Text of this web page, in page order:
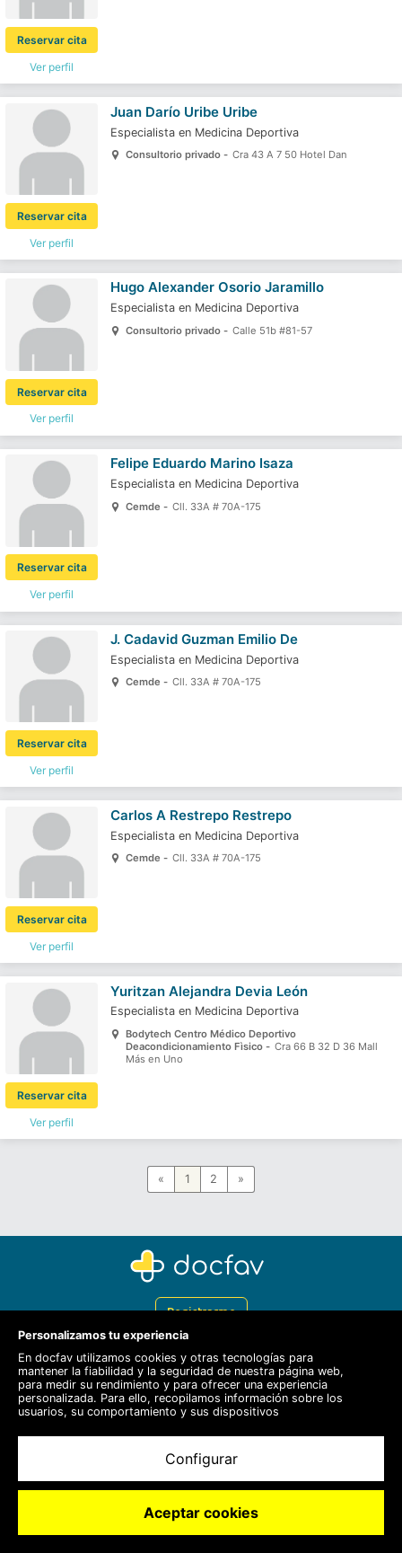
Ver perfil
Reservar cita
Ver perfil
Reservar cita
Juan Darío Uribe Uribe
Especialista en Medicina Deportiva
Consultorio privado - Cra 43 A 7 50 Hotel Dan
Ver perfil
Reservar cita
Hugo Alexander Osorio Jaramillo
Especialista en Medicina Deportiva
Consultorio privado - Calle 51b #81-57
Ver perfil
Reservar cita
Felipe Eduardo Marino Isaza
Especialista en Medicina Deportiva
Cemde - Cll. 33A # 70A-175
Ver perfil
Reservar cita
J. Cadavid Guzman Emilio De
Especialista en Medicina Deportiva
Cemde - Cll. 33A # 70A-175
Ver perfil
Reservar cita
Carlos A Restrepo Restrepo
Especialista en Medicina Deportiva
Cemde - Cll. 33A # 70A-175
Ver perfil
Reservar cita
Yuritzan Alejandra Devia León
Especialista en Medicina Deportiva
Bodytech Centro Médico Deportivo
Deacondicionamiento Fìsico - Cra 66 B 32 D 36 Mall
Más en Uno
« 1 2 »
Registrarme
Docfav
Recursos
Para doctores
© 2020 Docfav S.L
Personalizamos tu experiencia
En docfav utilizamos cookies y otras tecnologías para
mantener la fiabilidad y la seguridad de nuestra página web,
para medir su rendimiento y para ofrecer una experiencia
personalizada. Para ello, recopilamos información sobre los
usuarios, su comportamiento y sus dispositivos
Configurar
Aceptar cookies